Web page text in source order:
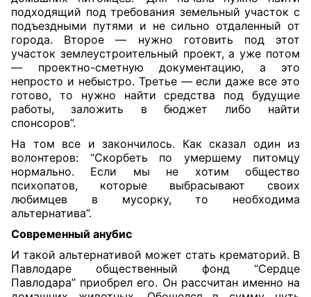
подходящий под требования земельный участок с
подъездными путями и не сильно отдаленный от
города. Второе — нужно готовить под этот
участок землеустроительный проект, а уже потом
— проектно-сметную документацию, а это
непросто и небыстро. Третье — если даже все это
готово, то нужно найти средства под будущие
работы, заложить в бюджет либо найти
спонсоров”.
На том все и закончилось. Как сказал один из
волонтеров: “Скорбеть по умершему питомцу
нормально. Если мы не хотим общество
психопатов, которые выбрасывают своих
любимцев в мусорку, то необходима
альтернатива”.
Современный анубис
И такой альтернативой может стать крематорий. В
Павлодаре общественный фонд “Сердце
Павлодара” приобрел его. Он рассчитан именно на